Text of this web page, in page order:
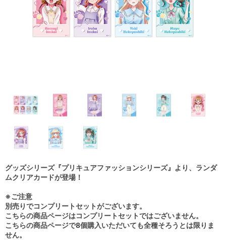
グッズシリーズ『プリキュアファッションシリーズ』より、ランダ
ムクリアカードが登場！
※ご注意
別売りでコンプリートセットがございます。
こちらの商品ページはコンプリートセットではございません。
こちらの商品ページで8個購入いただいても全種そろうとは限りま
せん。